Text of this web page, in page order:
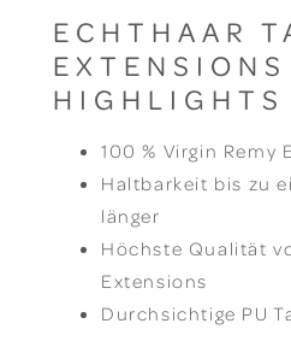
ECHTHAAR
EXTENSIONS
HIGHLIGHTS
100 % Virgin Remy
Haltbarkeit bis zu
länger
Höchste Qualität
Extensions
Durchsichtige PU